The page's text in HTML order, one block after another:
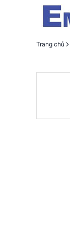
Trang chủ